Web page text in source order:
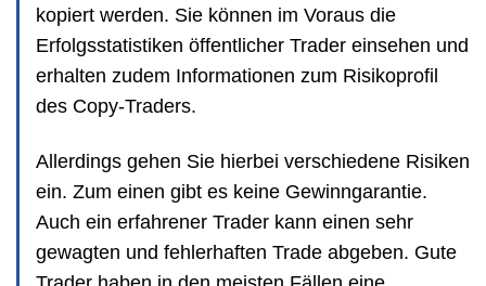
kopiert werden. Sie können im Voraus die
Erfolgsstatistiken öffentlicher Trader einsehen und
erhalten zudem Informationen zum Risikoprofil
des Copy-Traders.
Allerdings gehen Sie hierbei verschiedene Risiken
ein. Zum einen gibt es keine Gewinngarantie.
Auch ein erfahrener Trader kann einen sehr
gewagten und fehlerhaften Trade abgeben. Gute